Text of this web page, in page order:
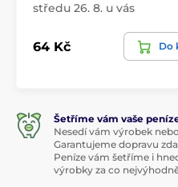
středu 26. 8. u vás
64 Kč Do
Šetříme vám vaše
Nesedí vám výrobek
Garantujeme dopravu
Peníze vám šetříme i
výrobky za co